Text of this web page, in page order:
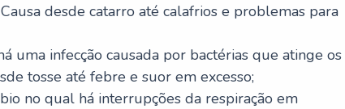
desde catarro até calafrios e problemas para
uma infecção causada por bactérias que atinge os
tosse até febre e suor em excesso;
no qual há interrupções da respiração em